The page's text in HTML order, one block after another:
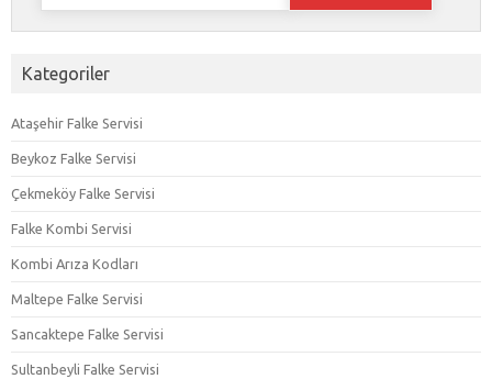
Kategoriler
Ataşehir Falke Servisi
Beykoz Falke Servisi
Çekmeköy Falke Servisi
Falke Kombi Servisi
Kombi Arıza Kodları
Maltepe Falke Servisi
Sancaktepe Falke Servisi
Sultanbeyli Falke Servisi